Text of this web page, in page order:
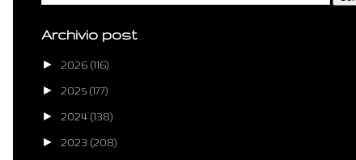
Archivio post
► 2026 (116)
► 2025 (177)
► 2024 (138)
► 2023 (208)